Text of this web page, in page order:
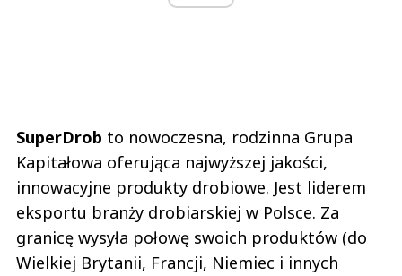
SuperDrob to nowoczesna, rodzinna Grupa
Kapitałowa oferująca najwyższej jakości,
innowacyjne produkty drobiowe. Jest liderem
eksportu branży drobiarskiej w Polsce. Za
granicę wysyła połowę swoich produktów (do
Wielkiej Brytanii, Francji, Niemiec i innych